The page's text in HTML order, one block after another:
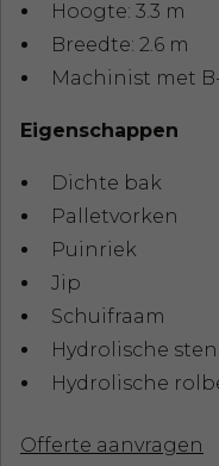
Hoogte: 3.3 m
Breedte: 2.6 m
Machinist met
Eigenschappen
Dichte bak
Palletvorken
Puinriek
Jip
Schuifraam
Hydrolische
Hydrolische
Offerte aanvragen